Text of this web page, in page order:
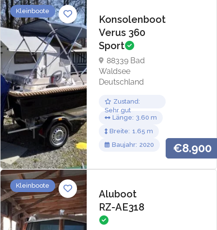
Kleinboote
Konsolenboot
Verus 360
Sport
88339 Bad
Waldsee
Deutschland
Sehr gut
Zustand
3.60
Länge
1.65
Breite
2020
Baujahr €8.900
Kleinboote
Aluboot
RZ-AE318